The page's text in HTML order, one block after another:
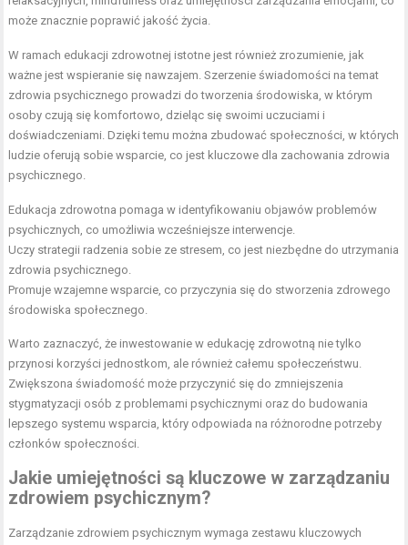
może znacznie poprawić jakość życia.
W ramach edukacji zdrowotnej istotne jest również zrozumienie, jak
ważne jest wspieranie się nawzajem. Szerzenie świadomości na temat
zdrowia psychicznego prowadzi do tworzenia środowiska, w którym
osoby czują się komfortowo, dzieląc się swoimi uczuciami i
doświadczeniami. Dzięki temu można zbudować społeczności, w których
ludzie oferują sobie wsparcie, co jest kluczowe dla zachowania zdrowia
psychicznego.
Edukacja zdrowotna pomaga w identyfikowaniu objawów problemów
psychicznych, co umożliwia wcześniejsze interwencje.
Uczy strategii radzenia sobie ze stresem, co jest niezbędne do utrzymania
zdrowia psychicznego.
Promuje wzajemne wsparcie, co przyczynia się do stworzenia zdrowego
środowiska społecznego.
Warto zaznaczyć, że inwestowanie w edukację zdrowotną nie tylko
przynosi korzyści jednostkom, ale również całemu społeczeństwu.
Zwiększona świadomość może przyczynić się do zmniejszenia
stygmatyzacji osób z problemami psychicznymi oraz do budowania
lepszego systemu wsparcia, który odpowiada na różnorodne potrzeby
członków społeczności.
Jakie umiejętności są kluczowe w zarządzaniu
zdrowiem psychicznym?
Zarządzanie zdrowiem psychicznym wymaga zestawu kluczowych